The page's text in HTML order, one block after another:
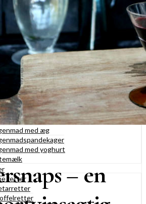
tærter
& cupcakes
& sammenlagte kager
& cookies
& pandekager
& müesli
med æg
med yoghurt
retter
– en